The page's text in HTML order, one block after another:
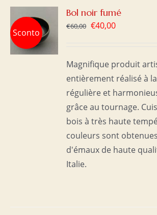
Sconto
Bol noir fumé
€60,00 Le
était :
€60,00.
€40,00Le
est :
€40,00.
Magnifique produit
entièrement réalisé à
régulière et
grâce au tournage.
bois à très haute
couleurs sont
d'émaux de haute
Italie.